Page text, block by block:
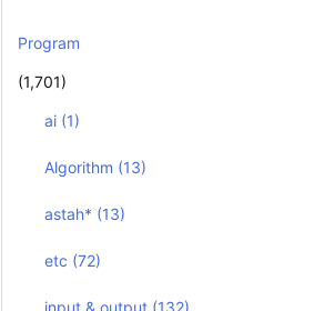
Program
(1,701)
ai (1)
Algorithm (13)
astah* (13)
etc (72)
input & output (132)